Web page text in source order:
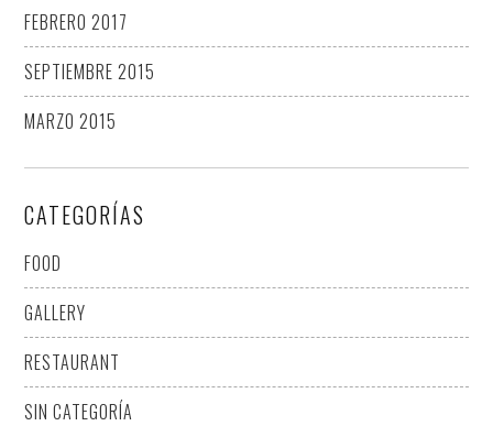
FEBRERO 2017
SEPTIEMBRE 2015
MARZO 2015
CATEGORÍAS
FOOD
GALLERY
RESTAURANT
SIN CATEGORÍA